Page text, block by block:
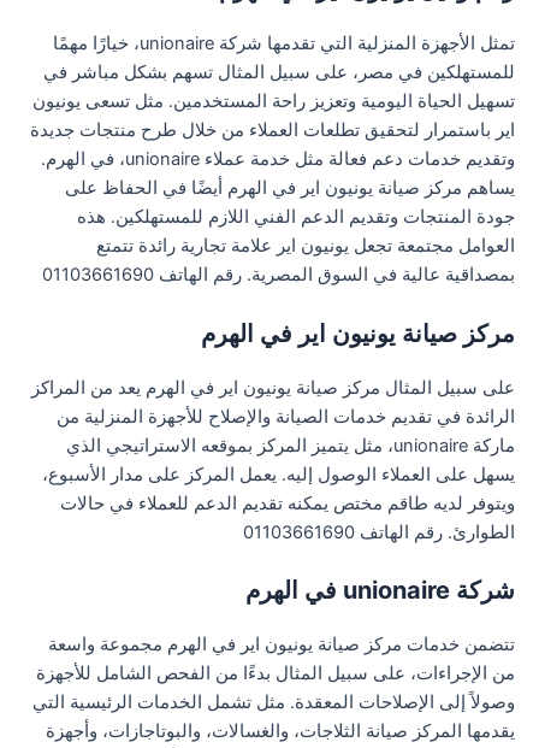
تمثل الأجهزة المنزلية التي تقدمها شركة unionaire، خيارًا مهمًا
للمستهلكين في مصر، على سبيل المثال تسهم بشكل مباشر في
تسهيل الحياة اليومية وتعزيز راحة المستخدمين. مثل تسعى يونيون
اير باستمرار لتحقيق تطلعات العملاء من خلال طرح منتجات جديدة
وتقديم خدمات دعم فعالة مثل خدمة عملاء unionaire، في الهرم.
يساهم مركز صيانة يونيون اير في الهرم أيضًا في الحفاظ على
جودة المنتجات وتقديم الدعم الفني اللازم للمستهلكين. هذه
العوامل مجتمعة تجعل يونيون اير علامة تجارية رائدة تتمتع
بمصداقية عالية في السوق المصرية. رقم الهاتف 01103661690
مركز صيانة يونيون اير في الهرم
على سبيل المثال مركز صيانة يونيون اير في الهرم يعد من المراكز
الرائدة في تقديم خدمات الصيانة والإصلاح للأجهزة المنزلية من
ماركة unionaire، مثل يتميز المركز بموقعه الاستراتيجي الذي
يسهل على العملاء الوصول إليه. يعمل المركز على مدار الأسبوع،
ويتوفر لديه طاقم مختص يمكنه تقديم الدعم للعملاء في حالات
الطوارئ. رقم الهاتف 01103661690
شركة unionaire في الهرم
تتضمن خدمات مركز صيانة يونيون اير في الهرم مجموعة واسعة
من الإجراءات، على سبيل المثال بدءًا من الفحص الشامل للأجهزة
وصولاً إلى الإصلاحات المعقدة. مثل تشمل الخدمات الرئيسية التي
يقدمها المركز صيانة الثلاجات، والغسالات، والبوتاجازات، وأجهزة